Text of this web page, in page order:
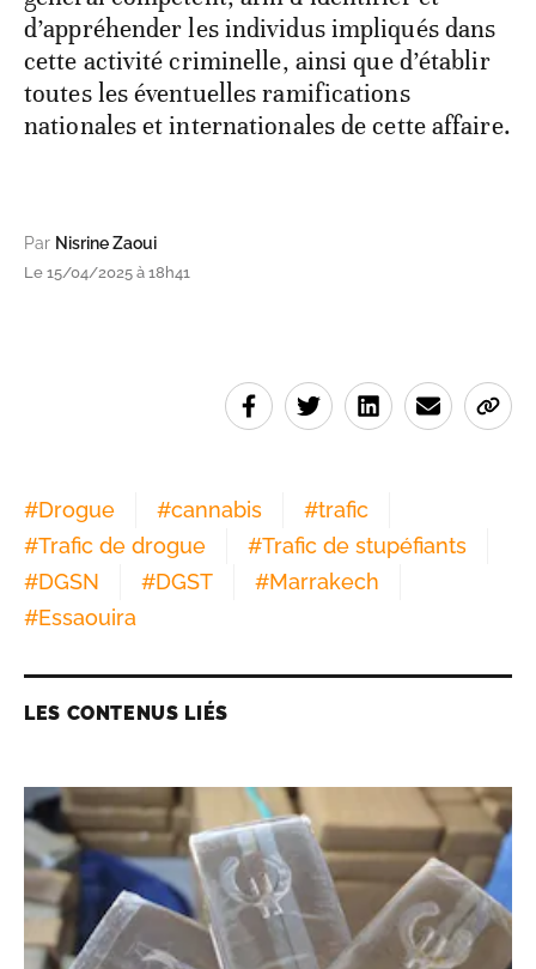
d’appréhender les individus impliqués dans
cette activité criminelle, ainsi que d’établir
toutes les éventuelles ramifications
nationales et internationales de cette affaire.
Par Nisrine Zaoui
Le 15/04/2025 à 18h41
#Drogue #cannabis #trafic
#Trafic de drogue #Trafic de stupéfiants
#DGSN #DGST #Marrakech
#Essaouira
LES CONTENUS LIÉS